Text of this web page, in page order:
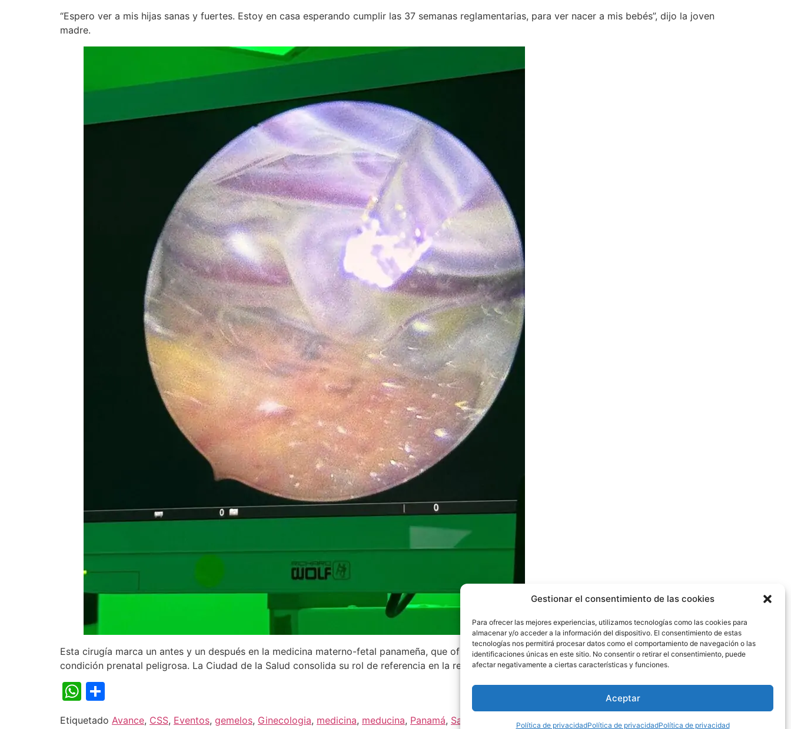
Gestionar el consentimiento de las cookies
Para ofrecer las mejores experiencias, utilizamos tecnologías como las cookies para
almacenar y/o acceder a la información del dispositivo. El consentimiento de estas
tecnologías nos permitirá procesar datos como el comportamiento de navegación o las
identificaciones únicas en este sitio. No consentir o retirar el consentimiento, puede
afectar negativamente a ciertas características y funciones.
Aceptar
Política de privacidadPolítica de privacidadPolítica de privacidad
“Espero ver a mis hijas sanas y fuertes. Estoy en casa esperando cumplir las 37 semanas reglamentarias, para ver nacer a mis bebés”, dijo la joven
madre.
Esta cirugía marca un antes y un después en la medicina materno-fetal panameña, que ofrece una esperanza de vida a bebés que enfrentan una
condición prenatal peligrosa. La Ciudad de la Salud consolida su rol de referencia en la región en la realización de cirugías de alta complejidad.
WhatsApp
Etiquetado Avance, CSS, Eventos, gemelos, Ginecologia, medicina, meducina, Panamá, Salud